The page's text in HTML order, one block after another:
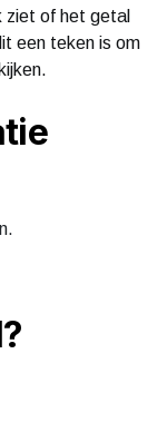
ziet of het getal
een teken is om